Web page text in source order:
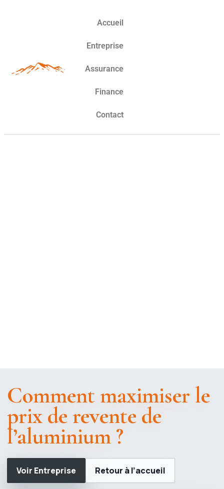
Accueil
Entreprise
Assurance
Finance
Contact
Comment maximiser le
prix de revente de
l’aluminium ?
Voir Entreprise Retour à l’accueil